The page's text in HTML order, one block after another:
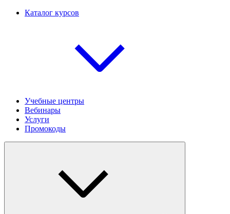
Каталог курсов
Учебные центры
Вебинары
Услуги
Промокоды